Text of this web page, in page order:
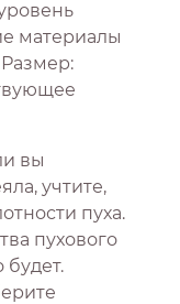
материалы
вы
учтите,
пуха.
пухового
будет.